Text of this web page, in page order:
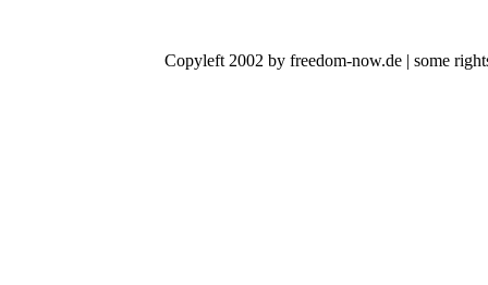
Copyleft 2002 by freedom-now.de | some